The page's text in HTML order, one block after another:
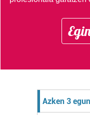
Azken 3